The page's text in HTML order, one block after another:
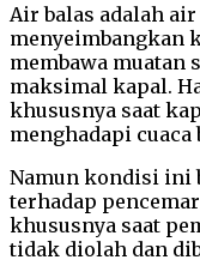
Air balas adalah
menyeimbangkan
membawa muatan
maksimal kapal.
khususnya saat
menghadapi cuaca
Namun kondisi ini
terhadap
khususnya saat
tidak diolah dan